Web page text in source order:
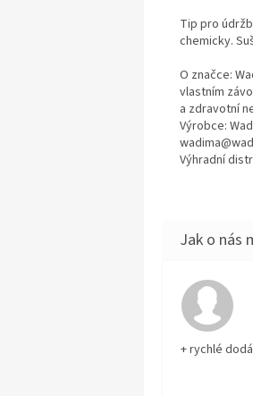
Tip pro
chemicky.
O značce:
vlastním
a zdravotní
Výrobce:
Výhradní
+ rychlé